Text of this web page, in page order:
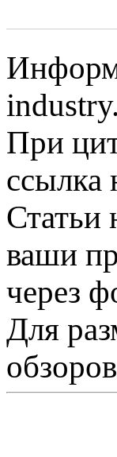
При
ссылка
Статьи
ваши
через
Для